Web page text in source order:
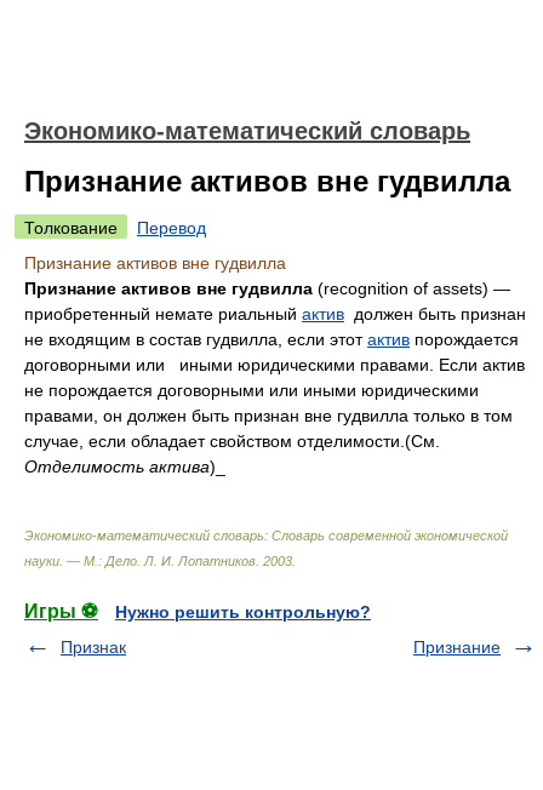
Экономико-математический словарь
Признание активов вне гудвилла
Толкование
Перевод
Признание активов вне гудвилла
Признание активов вне гудвилла (recognition of assets) —
приобретенный немате риальный актив должен быть признан
не входящим в состав гудвилла, если этотактив порождается
договорными или иными юридическими правами. Если актив
не порождается договорными или иными юридическими
правами, он должен быть признан вне гудвилла только в том
случае, если обладает свойством отделимости.(См.
Отделимость актива)_
Экономико-математический словарь: Словарь современной экономической
науки. — М.: Дело Л. И. Лопатников 2003
Игры ⚽
Нужно решить контрольную?
Признак
Признание